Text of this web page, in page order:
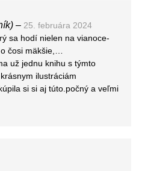
– 25. februára 2024
sa hodí nielen na vianoce-
čosi mäkšie,…
už jednu knihu s týmto
ilustráciám
si si aj túto.počný a veľmi